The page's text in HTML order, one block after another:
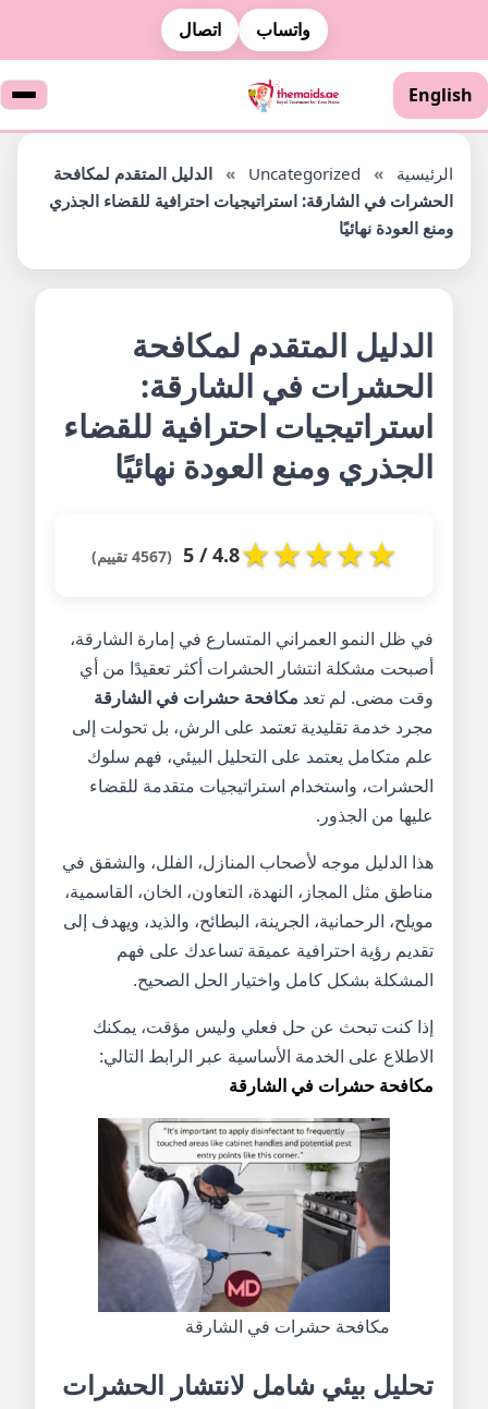
واتساب اتصال
English
الرئيسية »
Uncategorized
» الدليل المتقدم لمكافحة
الحشرات في الشارقة: استراتيجيات احترافية للقضاء الجذري
ومنع العودة نهائيًا
الدليل المتقدم لمكافحة
الحشرات في الشارقة:
استراتيجيات احترافية للقضاء
الجذري ومنع العودة نهائيًا
★
★
★
★
★
4.8 / 5 (4567 تقييم)
في ظل النمو العمراني المتسارع في إمارة الشارقة،
أصبحت مشكلة انتشار الحشرات أكثر تعقيدًا من أي
وقت مضى. لم تعد مكافحة حشرات في الشارقة
مجرد خدمة تقليدية تعتمد على الرش، بل تحولت إلى
علم متكامل يعتمد على التحليل البيئي، فهم سلوك
الحشرات، واستخدام استراتيجيات متقدمة للقضاء
عليها من الجذور.
هذا الدليل موجه لأصحاب المنازل، الفلل، والشقق في
مناطق مثل المجاز، النهدة، التعاون، الخان، القاسمية،
مويلح، الرحمانية، الجرينة، البطائح، والذيد، ويهدف إلى
تقديم رؤية احترافية عميقة تساعدك على فهم
المشكلة بشكل كامل واختيار الحل الصحيح.
إذا كنت تبحث عن حل فعلي وليس مؤقت، يمكنك
الاطلاع على الخدمة الأساسية عبر الرابط التالي:
مكافحة حشرات في الشارقة
مكافحة حشرات في الشارقة
تحليل بيئي شامل لانتشار الحشرات